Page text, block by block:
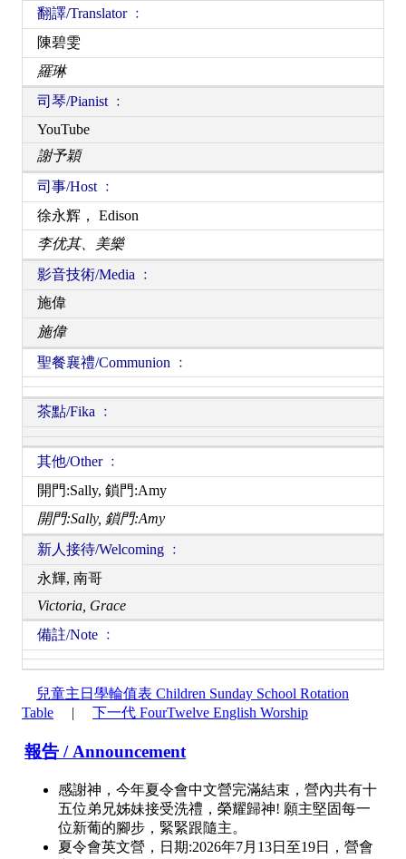
翻譯/Translator ﹕
陳碧雯
羅琳
司琴/Pianist ﹕
YouTube
謝予穎
司事/Host ﹕
徐永辉， Edison
李优其、美樂
影音技術/Media ﹕
施偉
施偉
聖餐襄禮/Communion ﹕
茶點/Fika ﹕
其他/Other ﹕
開門:Sally, 鎖門:Amy
開門:Sally, 鎖門:Amy
新人接待/Welcoming ﹕
永輝, 南哥
Victoria, Grace
備註/Note ﹕
兒童主日學輪值表 Children Sunday School Rotation
Table
| 下一代 FourTwelve English Worship
報告 / Announcement
感謝神，今年夏令會中文營完滿結束，營內共有十
五位弟兄姊妹接受洗禮，榮耀歸神! 願主堅固每一
位新葡的腳步，緊緊跟隨主。
夏令會英文營，日期:2026年7月13日至19日，營會